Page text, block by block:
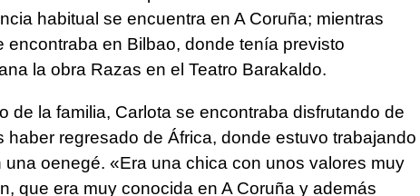
habitual se encuentra en A Coruña; mientras
encontraba en Bilbao, donde tenía previsto
la obra Razas en el Teatro Barakaldo.
de la familia, Carlota se encontraba disfrutando de
haber regresado de África, donde estuvo trabajando
oenegé. «Era una chica con unos valores muy
que era muy conocida en A Coruña y además